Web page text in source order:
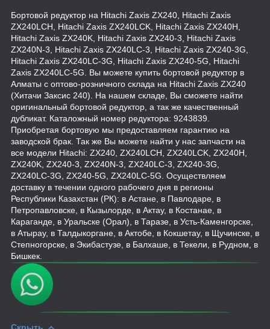
Бортовой редуктор на Hitachi Zaxis ZX240, Hitachi Zaxis
ZX240LCH, Hitachi Zaxis ZX240LCK, Hitachi Zaxis ZX240H,
Hitachi Zaxis ZX240K, Hitachi Zaxis ZX240-3, Hitachi Zaxis
ZX240N-3, Hitachi Zaxis ZX240LC-3, Hitachi Zaxis ZX240-3G,
Hitachi Zaxis ZX240LC-3G, Hitachi Zaxis ZX240-5G, Hitachi
Zaxis ZX240LC-5G. Вы можете купить бортовой редуктор в
Алматы с оптово-розничного склада на Hitachi Zaxis ZX240
(Хитачи Заксис 240). На нашем складе, Вы сможете найти
оригинальный бортовой редуктор, а так же качественный
дубликат. Каталожный номер редуктора: 9243839.
Приобретая бортовую мы предоставляем гарантию на
заводской брак. Так же Вы можете найти у нас запчасти на
все модели Hitachi: ZX240, ZX240LCH, ZX240LCK, ZX240H,
ZX240K, ZX240-3, ZX240N-3, ZX240LC-3, ZX240-3G,
ZX240LC-3G, ZX240-5G, ZX240LC-5G. Осуществляем
доставку в течении одного рабочего дня в регионы
Республики Казахстан (РК): в Астане, в Павлодаре, в
Петропавловске, в Кызылорде, в Актау, в Костанае, в
Караганде, в Уральске (Орал), в Таразе, в Усть-Каменгорске,
в Атырау, в Талдыкоргане, в Актобе, в Кокшетау, в Щучинске, в
Степногорске, в Экибастузе, в Балхаше, в Текели, в Рудном, в
Бишкек.
Скрыть